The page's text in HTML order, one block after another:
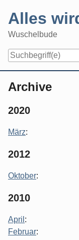
content
Alles
Wuschelbude
Archive
2020
März:
2012
Oktober:
2010
April :
Februar: